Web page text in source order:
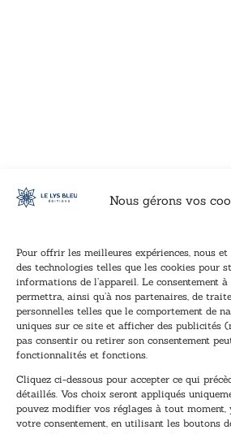
Nous gérons vos
Pour offrir les meilleures expériences, nous
des technologies telles que les cookies pour
informations de l’appareil. Le consentement
permettra, ainsi qu’à nos partenaires, de
personnelles telles que le comportement de
uniques sur ce site et afficher des publicités
pas consentir ou retirer son consentement
fonctionnalités et fonctions.
Cliquez ci-dessous pour accepter ce qui
détaillés. Vos choix seront appliqués
pouvez modifier vos réglages à tout
votre consentement, en utilisant les boutons
Inscription à la
Inscrivez-vous à notre newsletter
dernières nouvelles.
-
m
a
E
m
a
i
l
TENEZ-MOI AU